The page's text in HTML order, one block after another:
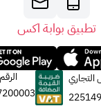
تطبيق بوابة اكس